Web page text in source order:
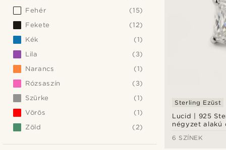
Lucid | 925
négyzet alakú
Sterling Ezüst
6 SZÍNEK
Fehér
(15)
Fekete
(12)
Kék
(1)
Lila
(3)
Narancs
(1)
Rózsaszín
(3)
Szürke
(1)
Vörös
(1)
Zöld
(2)